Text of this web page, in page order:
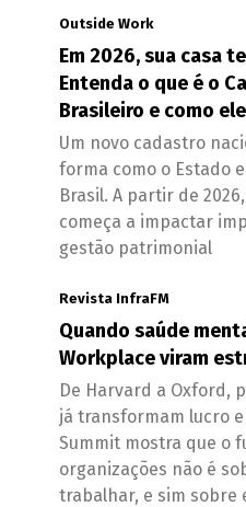
Outside Work
Em 2026, sua casa
Entenda o que é o
Brasileiro e como
Um novo cadastro
forma como o Estado
Brasil. A partir de
começa a impactar
gestão patrimonial
Revista InfraFM
Quando saúde
Workplace viram
De Harvard a Oxford,
já transformam lucro
Summit mostra que o
organizações não é
trabalhar, e sim sobre